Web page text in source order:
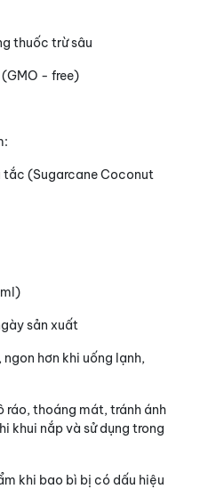
thuốc trừ sâu
- free)
tắc (Sugarcane Coconut
sản xuất
hơn khi uống lạnh,
ráo, thoáng mát, tránh ánh
khui nắp và sử dụng trong
khi bao bì bị có dấu hiệu